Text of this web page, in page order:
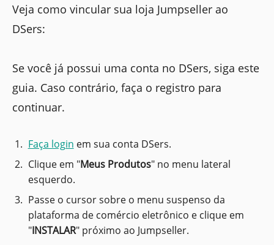
Veja como vincular sua loja Jumpseller ao
DSers:
Se você já possui uma conta no DSers, siga este
guia. Caso contrário, faça o registro para
continuar.
Faça login em sua conta DSers.
Clique em "Meus Produtos" no menu lateral
esquerdo.
Passe o cursor sobre o menu suspenso da
plataforma de comércio eletrônico e clique em
"INSTALAR" próximo ao Jumpseller.